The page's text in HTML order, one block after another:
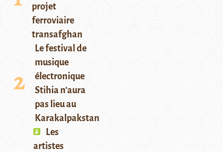
projet
ferroviaire
transafghan
Le festival de
musique
électronique
Stihia n’aura
pas lieu au
Karakalpakstan
Les
artistes